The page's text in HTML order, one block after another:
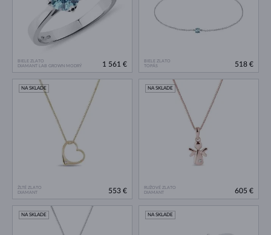
BIELE ZLATO
DIAMANT LAB GROWN MODRÝ
1 561 €
BIELE ZLATO
TOPÁS
518 €
ŽLTÉ ZLATO
DIAMANT
NA SKLADE
553 €
RUŽOVÉ ZLATO
DIAMANT
NA SKLADE
605 €
NA SKLADE NA SKLADE